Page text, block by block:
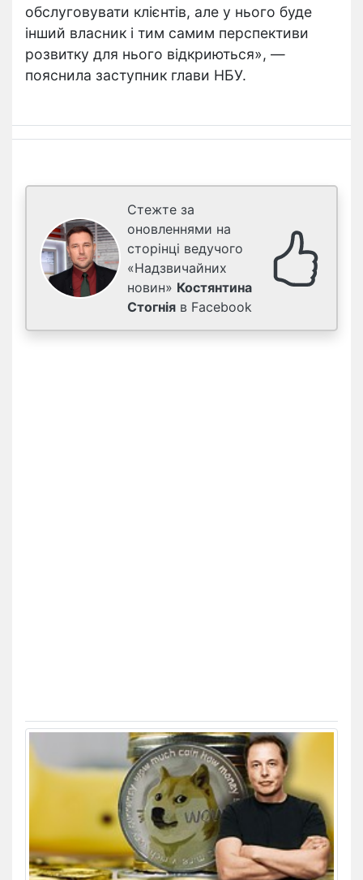
обслуговувати клієнтів, але у нього буде
інший власник і тим самим перспективи
розвитку для нього відкриються», —
пояснила заступник глави НБУ.
Стежте за
оновленнями на
сторінці ведучого
«Надзвичайних
новин» Костянтина
Стогнія в Facebook